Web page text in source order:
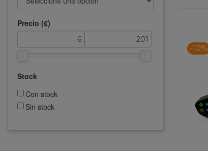
Precio (€)
Stock
Con stock
Sin stock
-10%